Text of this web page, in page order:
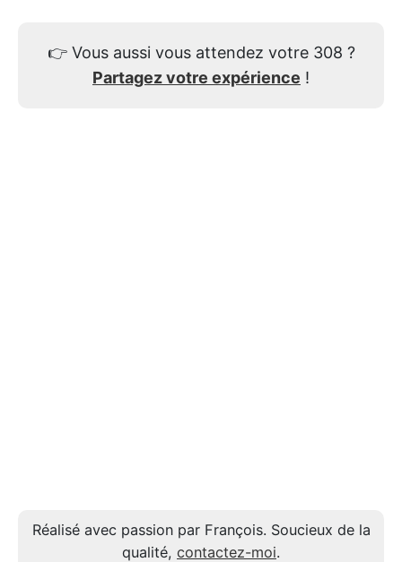
👉Vous aussi vous attendez votre 308 ?
Partagez votre expérience !
Réalisé avec passion par François. Soucieux de la
qualité, contactez-moi.